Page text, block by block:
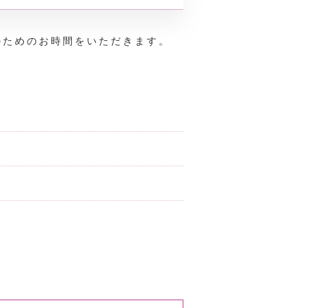
めのお時間をいただきます。